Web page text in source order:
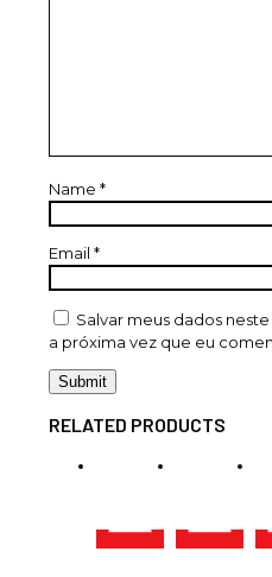
Name *
Email *
Salvar meus dados
a próxima vez que eu
RELATED PRODUCTS